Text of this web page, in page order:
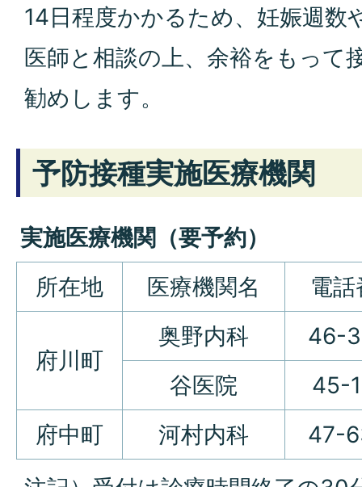
14日程度かかるため、妊娠週数
医師と相談の上、余裕をもって
勧めします。
予防接種実施医療機関
実施医療機関（要予約）
所在地
医療機関名 電
府川町
奥野内科
46-
谷医院
45-
府中町
河村内科
47-